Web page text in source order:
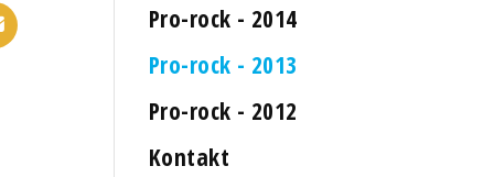
Pro-rock - 2014
Pro-rock - 2013
Pro-rock - 2012
Kontakt